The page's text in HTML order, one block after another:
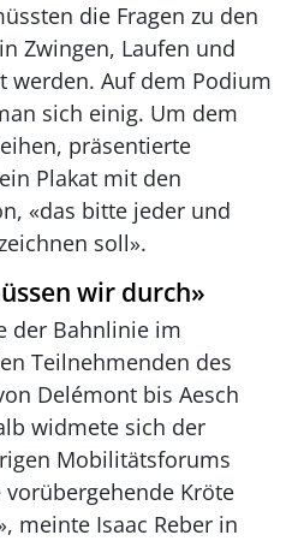
die Fragen zu den
Zwingen, Laufen und
werden. Auf dem Podium
sich einig. Um dem
präsentierte
Plakat mit den
«das bitte jeder und
soll».
wir durch»
der Bahnlinie im
Teilnehmenden des
Delémont bis Aesch
widmete sich der
Mobilitätsforums
vorübergehende Kröte
meinte Isaac ­Reber in